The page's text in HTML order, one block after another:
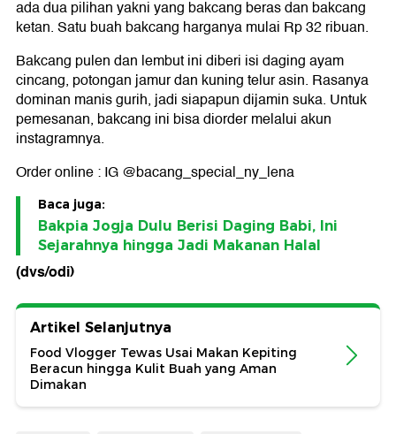
ada dua pilihan yakni yang bakcang beras dan bakcang
ketan. Satu buah bakcang harganya mulai Rp 32 ribuan.
Bakcang pulen dan lembut ini diberi isi daging ayam
cincang, potongan jamur dan kuning telur asin. Rasanya
dominan manis gurih, jadi siapapun dijamin suka. Untuk
pemesanan, bakcang ini bisa diorder melalui akun
instagramnya.
Order online : IG @bacang_special_ny_lena
Baca juga:
Bakpia Jogja Dulu Berisi Daging Babi, Ini
Sejarahnya hingga Jadi Makanan Halal
(dvs/odi)
Artikel Selanjutnya
Food Vlogger Tewas Usai Makan Kepiting
Beracun hingga Kulit Buah yang Aman
Dimakan